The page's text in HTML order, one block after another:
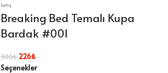
Satış
Breaking Bed Temalı Kupa
Bardak #001
300₺ 226₺
Seçenekler